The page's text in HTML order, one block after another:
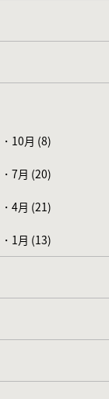
10月 (8)
7月 (20)
4月 (21)
1月 (13)